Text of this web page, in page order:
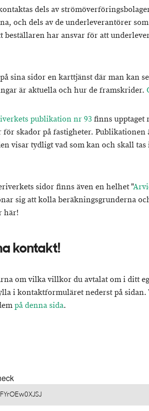
dels av
och dels av de underleverantörer
beställaren har ansvar för att
sina sidor en karttjänst där man kan
är aktuella och hur de framskrider.
publikation nr 93finns upptaget
för skador på fastigheter. Publikationen
visar tydligt vad som kan och skall
sidor finns även en helhet "
sig att kolla beräkningsgrunderna
här!
kontakt!
om vilka villkor du avtalat om i ditt
i kontaktformuläret nederst på
på denna sida.